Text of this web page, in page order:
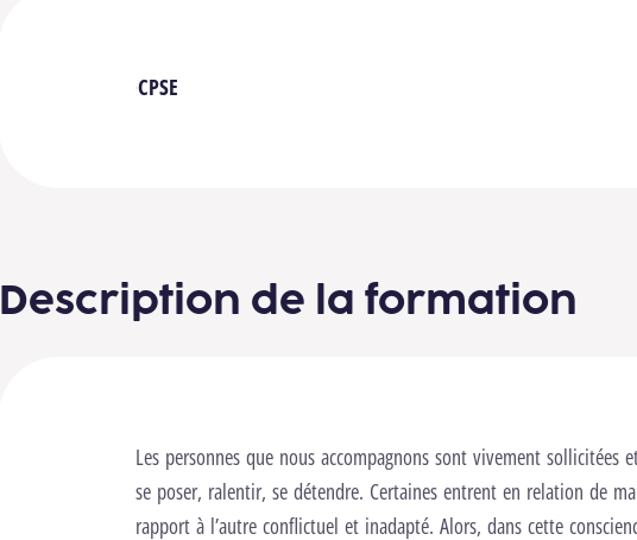
CPSE
Description de la formation
Les personnes que nous accompagnons sont vivement
se poser, ralentir, se détendre. Certaines entrent en relation de
rapport à l’autre conflictuel et inadapté. Alors, dans cette